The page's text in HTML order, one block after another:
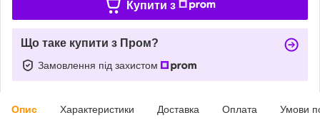
Купити з
Що таке купити з Пром?
Замовлення під захистом
Опис Характеристики Доставка Оплата Умови